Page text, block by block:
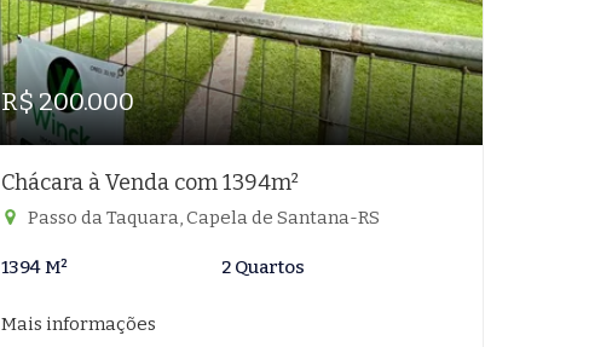
R$ 200.000
Chácara à Venda com 1394m²
Passo da Taquara, Capela de Santana-RS
1394 M² 2 Quartos
Mais informações